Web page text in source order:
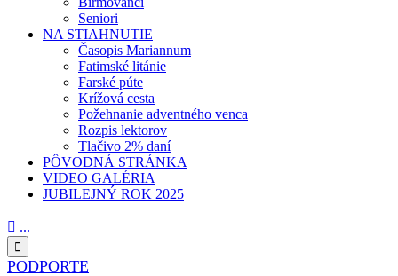
Seniori
NA STIAHNUTIE
Časopis Mariannum
Fatimské litánie
Farské púte
Krížová cesta
Požehnanie adventného venca
Rozpis lektorov
Tlačivo 2% daní
PÔVODNÁ STRÁNKA
VIDEO GALÉRIA
JUBILEJNÝ ROK 2025
 ...

PODPORTE